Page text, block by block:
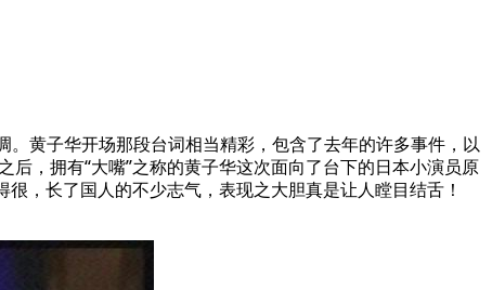
黄子华开场那段台词相当精彩，包含了去年的许多事件，以
，拥有“大嘴”之称的黄子华这次面向了台下的日本小演员原
，长了国人的不少志气，表现之大胆真是让人瞠目结舌！